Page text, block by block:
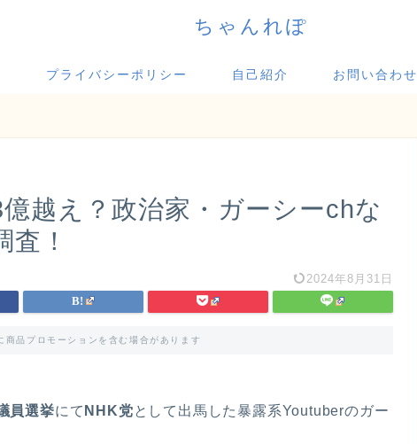
ちゃんれぽ
プライバシーポリシー 自己紹介 お問い合わせ
越え？政治家・ガーシーchな
！
2024年8月31日
商品プロモーションを含む場合があります
員選挙にて NHK党として出馬した暴露系Youtuberのガー